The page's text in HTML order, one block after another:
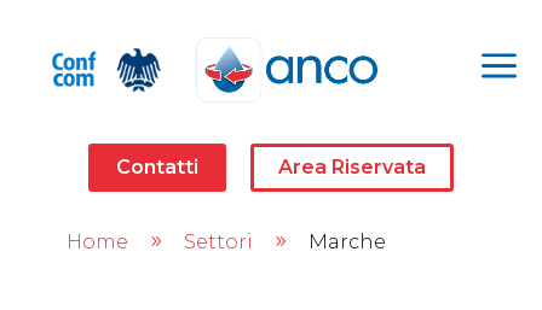
a
Contatti Area Riservata
Home 9 Settori 9 Marche